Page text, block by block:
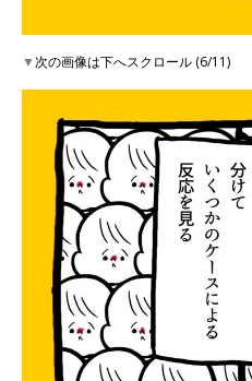
▼次の画像は下へスクロール (6/11)